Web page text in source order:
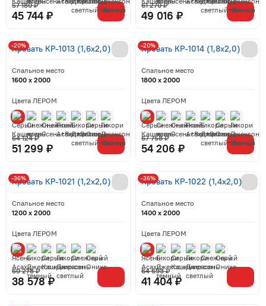
45 744 ₽
57 180 ₽
49 016 ₽
61 270 ₽
Кровать КР-1013 (1,6x2,0)
Спальное место
1600 x 2000
Цвета ЛЕРОМ
51 299 ₽
64 124 ₽
-20% Кровать КР-1014 (1,8x2,0)
Спальное место
1800 x 2000
Цвета ЛЕРОМ
54 206 ₽
67 758 ₽
-20%
Кровать КР-1021 (1,2x2,0)
Спальное место
1200 x 2000
Цвета ЛЕРОМ
38 578 ₽
60 278 ₽
-36% Кровать КР-1022 (1,4x2,0)
Спальное место
1400 x 2000
Цвета ЛЕРОМ
41 404 ₽
64 693 ₽
-36%